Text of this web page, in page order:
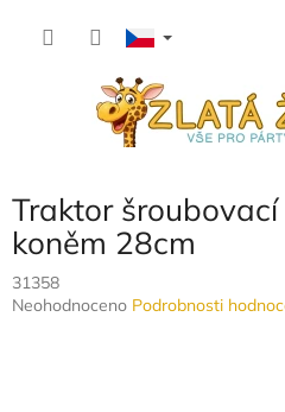
Traktor
koněm 28cm
31358
Průměrné
Neohodnoceno Podrobnosti